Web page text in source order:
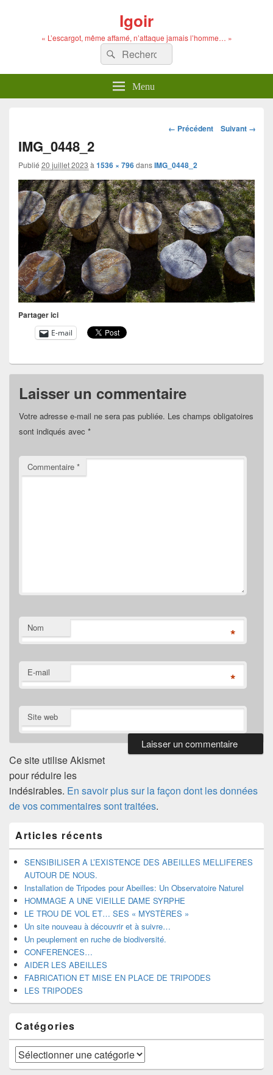
Igoir
« L’escargot, même affamé, n’attaque jamais l’homme… »
Recherche :
Rechercher
Menu
Navigation
images
← Précédent Suivant →
IMG_0448_2
Publié 20 juillet 2023 à 1536 × 796dansIMG_0448_2
Partager ici
E-mail
Laisser un commentaire
Votre adresse e-mail ne sera pas publiée. Les champs obligatoires
sont indiqués avec *
Commentaire *
Nom *
E-mail *
Site web
Ce site utilise Akismet
pour réduire les
indésirables. En savoir plus sur la façon dont les données
de vos commentaires sont traitées.
principale
de
widget
barre
latérale
Articles récents
SENSIBILISER A L’EXISTENCE DES ABEILLES MELLIFERES
AUTOUR DE NOUS.
Installation de Tripodes pour Abeilles: Un Observatoire Naturel
HOMMAGE A UNE VIEILLE DAME SYRPHE
LE TROU DE VOL ET… SES « MYSTÈRES »
Un site nouveau à découvrir et à suivre…
Un peuplement en ruche de biodiversité.
CONFERENCES…
AIDER LES ABEILLES
FABRICATION ET MISE EN PLACE DE TRIPODES
LES TRIPODES
Catégories
Catégories